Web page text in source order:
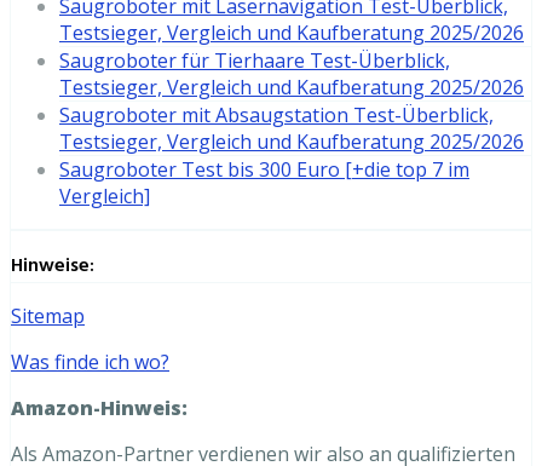
Saugroboter mit Lasernavigation Test-Überblick,
Testsieger, Vergleich und Kaufberatung 2025/2026
Saugroboter für Tierhaare Test-Überblick,
Testsieger, Vergleich und Kaufberatung 2025/2026
Saugroboter mit Absaugstation Test-Überblick,
Testsieger, Vergleich und Kaufberatung 2025/2026
Saugroboter Test bis 300 Euro [+die top 7 im
Vergleich]
Hinweise:
Sitemap
Was finde ich wo?
Amazon-Hinweis:
Als Amazon-Partner verdienen wir also an qualifizierten